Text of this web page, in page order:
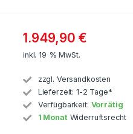
1.949,90 €
inkl. 19 % MwSt.
zzgl. Versandkosten
Lieferzeit: 1-2 Tage*
Verfügbarkeit: Vorrätig
1 Monat Widerruftsrecht